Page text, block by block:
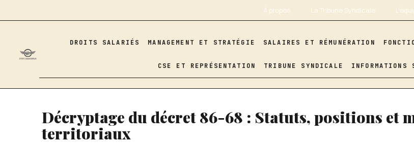
au
À propos La Tribune Syndicale
DROITS SALARIÉS MANAGEMENT ET STRATÉGIE SALAIRES ET RÉMUNÉRATION
CSE ET REPRÉSENTATION TRIBUNE SYNDICALE INFORMATIONS
Décryptage du décret 86-68 : Statuts, positions et
territoriaux